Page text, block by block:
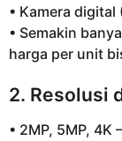
• Kamera digital
• Semakin
harga per unit
2. Resolusi
• 2MP, 5MP, 4K